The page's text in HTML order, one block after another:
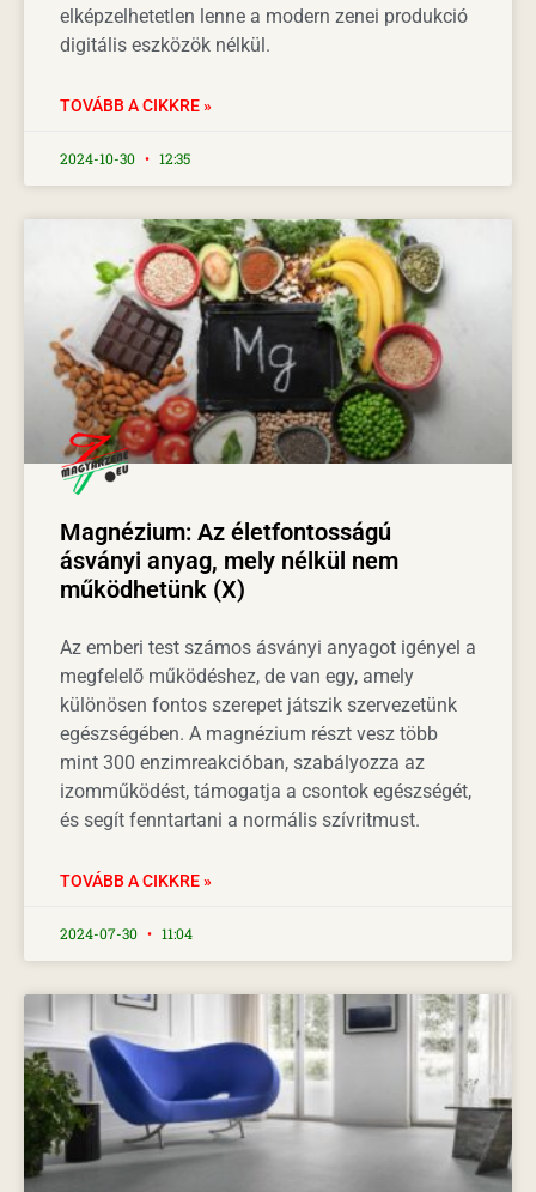
elképzelhetetlen lenne a modern zenei produkció
digitális eszközök nélkül.
TOVÁBB A CIKKRE »
2024-10-30 12:35
Magnézium: Az életfontosságú
ásványi anyag, mely nélkül nem
működhetünk (X)
Az emberi test számos ásványi anyagot igényel a
megfelelő működéshez, de van egy, amely
különösen fontos szerepet játszik szervezetünk
egészségében. A magnézium részt vesz több
mint 300 enzimreakcióban, szabályozza az
izomműködést, támogatja a csontok egészségét,
és segít fenntartani a normális szívritmust.
TOVÁBB A CIKKRE »
2024-07-30 11:04